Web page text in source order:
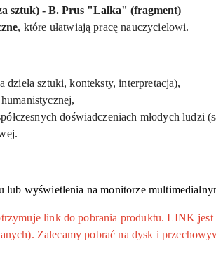
sztuk) - B. Prus "Lalka" (fragment)
, które ułatwiają pracę nauczycielowi.
sztuki, konteksty, interpretacja),
doświadczeniach młodych ludzi
lub wyświetlenia na monitorze
link do pobrania produktu. LINK
Zalecamy pobrać na dysk i